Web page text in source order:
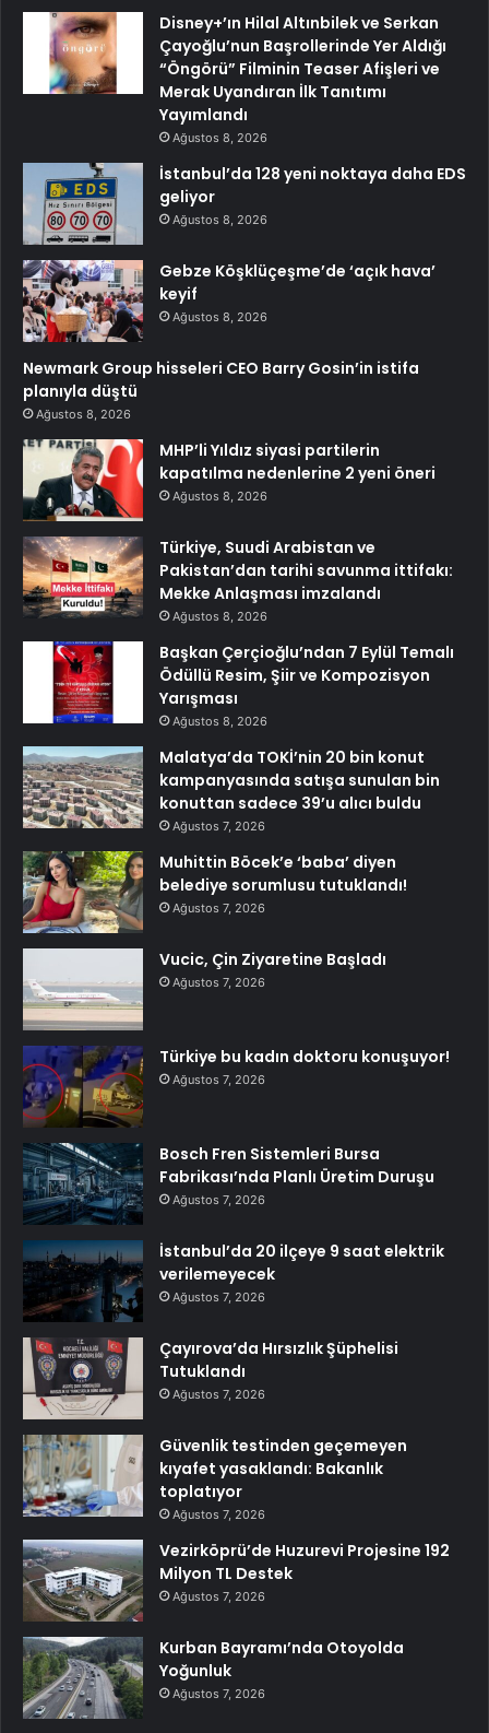
Disney+’ın Hilal Altınbilek ve Serkan
Çayoğlu’nun Başrollerinde Yer Aldığı
“Öngörü” Filminin Teaser Afişleri ve
Merak Uyandıran İlk Tanıtımı
Yayımlandı
Ağustos 8, 2026
İstanbul’da 128 yeni noktaya daha EDS
geliyor
Ağustos 8, 2026
Gebze Köşklüçeşme’de ‘açık hava’
keyif
Ağustos 8, 2026
Newmark Group hisseleri CEO Barry Gosin’in istifa
planıyla düştü
Ağustos 8, 2026
MHP’li Yıldız siyasi partilerin
kapatılma nedenlerine 2 yeni öneri
Ağustos 8, 2026
Türkiye, Suudi Arabistan ve
Pakistan’dan tarihi savunma ittifakı:
Mekke Anlaşması imzalandı
Ağustos 8, 2026
Başkan Çerçioğlu’ndan 7 Eylül Temalı
Ödüllü Resim, Şiir ve Kompozisyon
Yarışması
Ağustos 8, 2026
Malatya’da TOKİ’nin 20 bin konut
kampanyasında satışa sunulan bin
konuttan sadece 39’u alıcı buldu
Ağustos 7, 2026
Muhittin Böcek’e ‘baba’ diyen
belediye sorumlusu tutuklandı!
Ağustos 7, 2026
Vucic, Çin Ziyaretine Başladı
Ağustos 7, 2026
Türkiye bu kadın doktoru konuşuyor!
Ağustos 7, 2026
Bosch Fren Sistemleri Bursa
Fabrikası’nda Planlı Üretim Duruşu
Ağustos 7, 2026
İstanbul’da 20 ilçeye 9 saat elektrik
verilemeyecek
Ağustos 7, 2026
Çayırova’da Hırsızlık Şüphelisi
Tutuklandı
Ağustos 7, 2026
Güvenlik testinden geçemeyen
kıyafet yasaklandı: Bakanlık
toplatıyor
Ağustos 7, 2026
Vezirköprü’de Huzurevi Projesine 192
Milyon TL Destek
Ağustos 7, 2026
Kurban Bayramı’nda Otoyolda
Yoğunluk
Ağustos 7, 2026